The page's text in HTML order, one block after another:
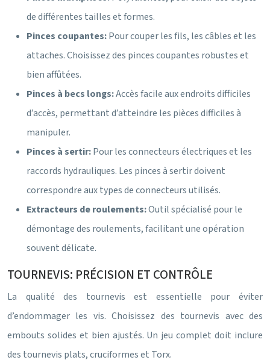
de différentes tailles et formes.
Pinces coupantes:Pour couper les fils, les câbles et les
attaches. Choisissez des pinces coupantes robustes et
bien affûtées.
Pinces à becs longs:Accès facile aux endroits difficiles
d’accès, permettant d’atteindre les pièces difficiles à
manipuler.
Pinces à sertir:Pour les connecteurs électriques et les
raccords hydrauliques. Les pinces à sertir doivent
correspondre aux types de connecteurs utilisés.
Extracteurs de roulements:Outil spécialisé pour le
démontage des roulements, facilitant une opération
souvent délicate.
TOURNEVIS: PRÉCISION ET CONTRÔLE
La qualité des tournevis est essentielle pour éviter
d’endommager les vis. Choisissez des tournevis avec des
embouts solides et bien ajustés. Un jeu complet doit inclure
des tournevis plats, cruciformes et Torx.